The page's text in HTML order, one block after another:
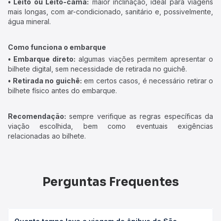
• Leito ou Leito-cama: maior inclinação, ideal para viagens
mais longas, com ar-condicionado, sanitário e, possivelmente,
água mineral.
Como funciona o embarque
• Embarque direto: algumas viações permitem apresentar o
bilhete digital, sem necessidade de retirada no guichê.
• Retirada no guichê: em certos casos, é necessário retirar o
bilhete físico antes do embarque.
Recomendação: sempre verifique as regras específicas da
viação escolhida, bem como eventuais exigências
relacionadas ao bilhete.
Perguntas Frequentes